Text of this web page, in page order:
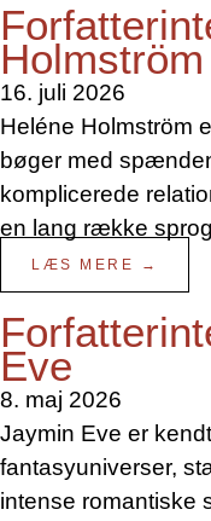
Holmström
16. juli 2026
Heléne Holmström
bøger med
komplicerede
en lang række
LÆS MERE →
Eve
8. maj 2026
Jaymin Eve er
fantasyuniverser,
intense romantiske